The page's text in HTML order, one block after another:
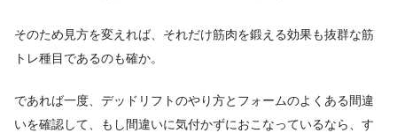
そのため見方を変えれば、それだけ筋肉を鍛える効果も抜群な筋
トレ種目であるのも確か。
であれば一度、デッドリフトのやり方とフォームのよくある間違
いを確認して、もし間違いに気付かずにおこなっているなら、す